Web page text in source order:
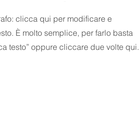
clicca qui per modificare e
È molto semplice, per farlo basta
testo” oppure cliccare due volte qui.